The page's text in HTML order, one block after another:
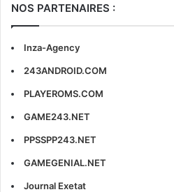
NOS PARTENAIRES :
Inza-Agency
243ANDROID.COM
PLAYEROMS.COM
GAME243.NET
PPSSPP243.NET
GAMEGENIAL.NET
Journal Exetat